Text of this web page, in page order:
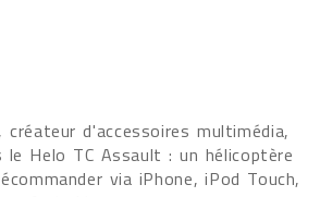
d'accessoires multimédia,
le Helo TC Assault : un hélicoptère
via iPhone, iPod Touch,